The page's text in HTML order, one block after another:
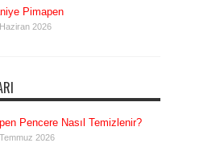
Pimapen
2026
Pencere Nasıl Temizlenir?
2026